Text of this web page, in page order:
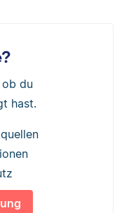
, ob du
hast.